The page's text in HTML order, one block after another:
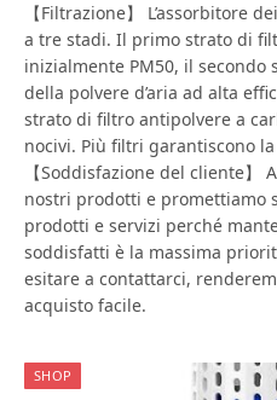
【Filtrazione】 L’assorbitore
a tre stadi. Il primo strato di
inizialmente PM50, il
della polvere d’aria ad alta
strato di filtro antipolvere a
nocivi. Più filtri garantiscono
【Soddisfazione del cliente】
nostri prodotti e promettiamo
prodotti e servizi perché
soddisfatti è la massima
esitare a contattarci,
acquisto facile.
SHOP